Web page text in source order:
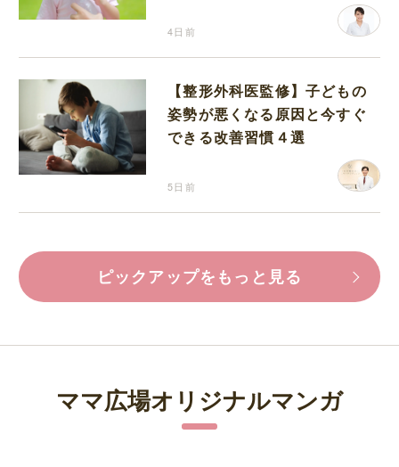
4日前
【整形外科医監修】子どもの
姿勢が悪くなる原因と今すぐ
できる改善習慣４選
5日前
ピックアップをもっと見る
ママ広場オリジナルマンガ